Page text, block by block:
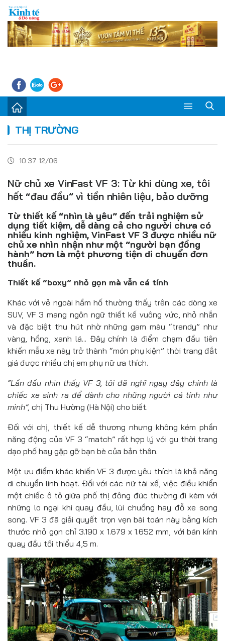
Kinh tế - Tiêu dùng
Đời sống
Thị trường
Đồ uống
Pháp luật
THỊ TRƯỜNG
10:37 12/06
Nữ chủ xe VinFast VF 3: Từ khi dùng xe, tôi
hết “đau đầu” vì tiền nhiên liệu, bảo dưỡng
Từ thiết kế “nhìn là yêu” đến trải nghiệm sử
dụng tiết kiệm, dễ dàng cả cho người chưa có
nhiều kinh nghiệm, VinFast VF 3 được nhiều nữ
chủ xe nhìn nhận như một “người bạn đồng
hành” hơn là một phương tiện di chuyển đơn
thuần.
Thiết kế “boxy” nhỏ gọn mà vẫn cá tính
Khác với vẻ ngoài hầm hố thường thấy trên các dòng xe
SUV, VF 3 mang ngôn ngữ thiết kế vuông vức, nhỏ nhắn
và đặc biệt thu hút nhờ những gam màu “trendy” như
vàng, hồng, xanh lá... Đây chính là điểm chạm đầu tiên
khiến mẫu xe này trở thành “món phụ kiện” thời trang đắt
giá được nhiều chị em phụ nữ ưa thích.
“Lần đầu nhìn thấy VF 3, tôi đã nghĩ ngay đây chính là
chiếc xe sinh ra để dành cho những người cá tính như
mình”, chị Thu Hường (Hà Nội) cho biết.
Đối với chị, thiết kế dễ thương nhưng không kém phần
năng động của VF 3 “match” rất hợp lý với gu thời trang
dạo phố hay gặp gỡ bạn bè của bản thân.
Một ưu điểm khác khiến VF 3 được yêu thích là khả năng
di chuyển linh hoạt. Đối với các nữ tài xế, việc điều khiển
một chiếc ô tô giữa phố thị đông đúc thường đi kèm với
những lo ngại khi quay đầu, lùi chuồng hay đỗ xe song
song. VF 3 đã giải quyết trọn vẹn bài toán này bằng kích
thước nhỏ gọn chỉ 3.190 x 1.679 x 1.652 mm, với bán kính
quay đầu tối thiểu 4,5 m.